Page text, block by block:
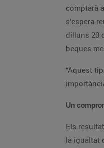
comptarà
s’espera
dilluns 20
beques
“Aquest
Un
Els
la igualtat